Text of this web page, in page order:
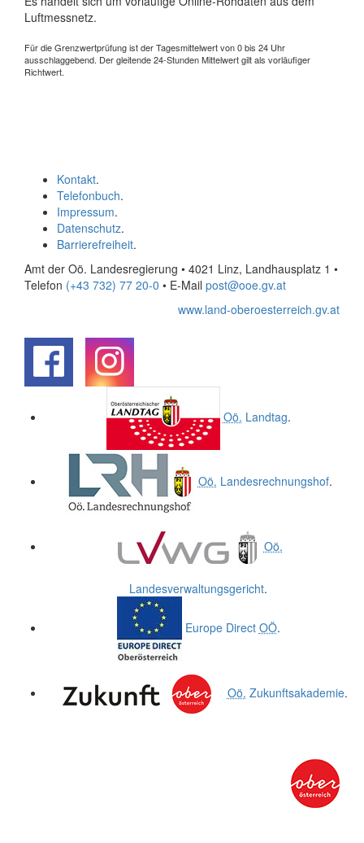
Luftmessnetz.
Für die Grenzwertprüfung ist der Tagesmittelwert von 0 bis 24 Uhr
ausschlaggebend. Der gleitende 24-Stunden Mittelwert gilt als vorläufiger
Richtwert.
Kontakt.
Telefonbuch.
Impressum.
Datenschutz.
Barrierefreiheit.
Amt der Oö. Landesregierung • 4021 Linz, Landhausplatz 1 •
Telefon (+43 732) 77 20-0 • E-Mail post@ooe.gv.at
www.land-oberoesterreich.gv.at
Oö. Landtag.
Oö. Landesrechnungshof.
Oö.
Landesverwaltungsgericht.
Europe Direct OÖ.
Oö. Zukunftsakademie.